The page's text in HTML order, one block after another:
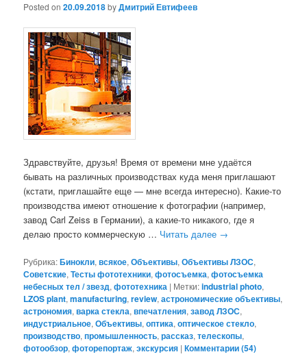
Posted on20.09.2018byДмитрий Евтифеев
Здравствуйте, друзья! Время от времени мне удаётся
бывать на различных производствах куда меня приглашают
(кстати, приглашайте еще — мне всегда интересно). Какие-то
производства имеют отношение к фотографии (например,
завод Carl Zeiss в Германии), а какие-то никакого, где я
делаю просто коммерческую … Читать далее →
Рубрика:Бинокли,всякое,Объективы,Объективы ЛЗОС,
Советские,Тесты фототехники,фотосъемка,фотосъемка
небесных тел / звезд,фототехника | Метки:industrial photo,
LZOS plant,manufacturing,review,астрономические объективы,
астрономия,варка стекла,впечатления,завод ЛЗОС,
индустриальное,Объективы,оптика,оптическое стекло,
производство,промышленность,рассказ,телескопы,
фотообзор,фоторепортаж,экскурсия |Комментарии (54)